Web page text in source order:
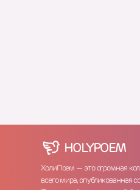
HOLYPOEM
ХолиПоем — это огромная
всего мира, опубликованная